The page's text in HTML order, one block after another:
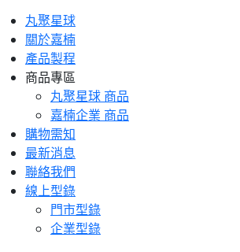
丸聚星球
關於嘉楠
產品製程
商品專區
丸聚星球 商品
嘉楠企業 商品
購物需知
最新消息
聯絡我們
線上型錄
門市型錄
企業型錄